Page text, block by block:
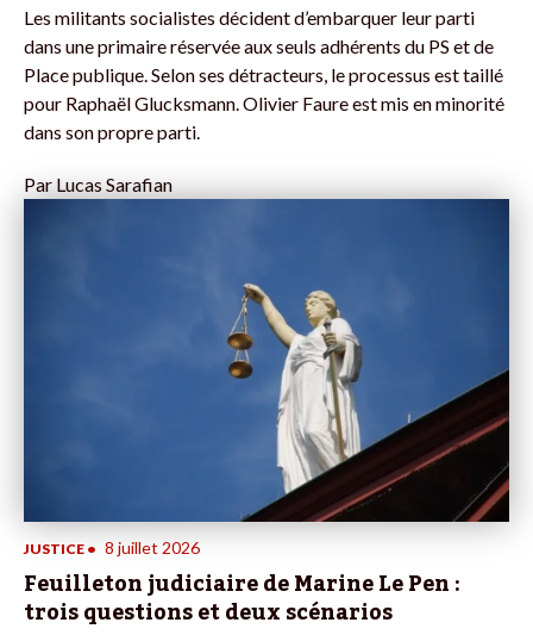
Les militants socialistes décident d’embarquer leur parti
dans une primaire réservée aux seuls adhérents du PS et de
Place publique. Selon ses détracteurs, le processus est taillé
pour Raphaël Glucksmann. Olivier Faure est mis en minorité
dans son propre parti.
Par Lucas Sarafian
JUSTICE • 8 juillet 2026
Feuilleton judiciaire de Marine Le Pen :
trois questions et deux scénarios